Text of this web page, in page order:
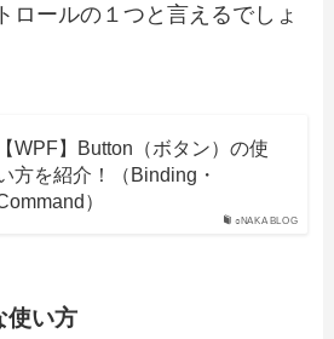
ロールの１つと言えるでしょ
○NAKA BLOG
【WPF】Button（ボタン）の使
方を紹介！（Binding・
）
使い方